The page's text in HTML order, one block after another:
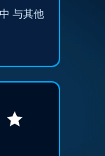
与其他